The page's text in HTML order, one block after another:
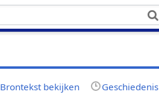
Brontekst bekijken Geschiedenis